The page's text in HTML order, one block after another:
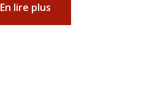
En lire plus